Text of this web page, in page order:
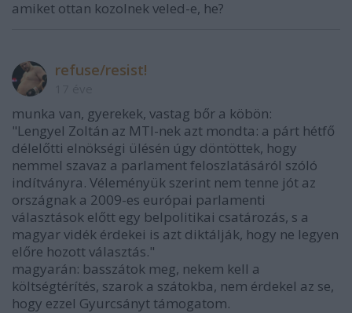
amiket ottan kozolnek veled-e, he?
refuse/resist!
munka van, gyerekek, vastag bőr a köbön:
"Lengyel Zoltán az MTI-nek azt mondta: a párt hétfő
délelőtti elnökségi ülésén úgy döntöttek, hogy
nemmel szavaz a parlament feloszlatásáról szóló
indítványra. Véleményük szerint nem tenne jót az
országnak a 2009-es európai parlamenti
választások előtt egy belpolitikai csatározás, s a
magyar vidék érdekei is azt diktálják, hogy ne legyen
előre hozott választás."
magyarán: basszátok meg, nekem kell a
költségtérítés, szarok a szátokba, nem érdekel az se,
hogy ezzel Gyurcsányt támogatom.